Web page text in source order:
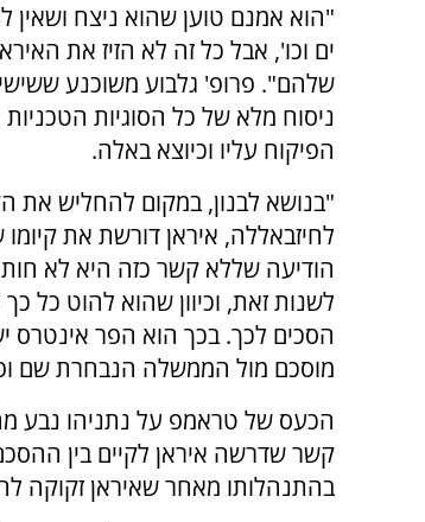
"הוא אמנם טוען שהוא ניצח ושאין
ים וכו', אבל כל זה לא הזיז את
שלהם". פרופ' גלבוע משוכנע
ניסוח מלא של כל הסוגיות
הפיקוח עליו וכיוצא באלה.
"בנושא לבנון, במקום להחליש את
לחיזבאללה, איראן דורשת את
הודיעה שללא קשר כזה היא לא
לשנות זאת, וכיוון שהוא להוט כל
הסכים לכך. בכך הוא הפר אינטרס
מוסכם מול הממשלה הנבחרת שם
הכעס של טראמפ על נתניהו נבע
קשר שדרשה איראן לקיים בין
בהתנהלותו מאחר שאיראן זקוקה